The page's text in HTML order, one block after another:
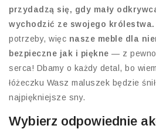
przydadzą się, gdy mały
wychodzić ze swojego królestwa.
potrzeby, więc nasze meble dla
bezpieczne jak i piękne — z
serca! Dbamy o każdy detal, bo
łóżeczku Wasz maluszek będzie
najpiękniejsze sny.
Wybierz odpowiednie